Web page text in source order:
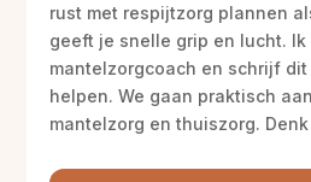
rust met respijtzorg plannen
geeft je snelle grip en lucht. Ik
mantelzorgcoach en schrijf
helpen. We gaan praktisch
mantelzorg en thuiszorg. Denk